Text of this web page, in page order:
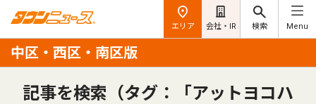
エリア 会社・IR 検索 Menu
中区・西区・南区版
記事を検索（タグ：「アットヨコハ